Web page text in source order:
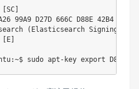
[SC]
99A9 D27D 666C D88E 42B4 注意
( Elasticsearch Signing Key
[E]
sudo apt-key export